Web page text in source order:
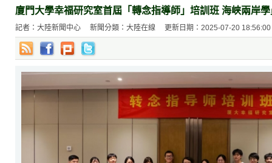
廈門大學幸福研究室首屆「轉念指導師」培訓班 海峡兩岸
記者：大陸新聞中心 新聞分類：大陸在線 更新日期：2025-07-20 18:56:00